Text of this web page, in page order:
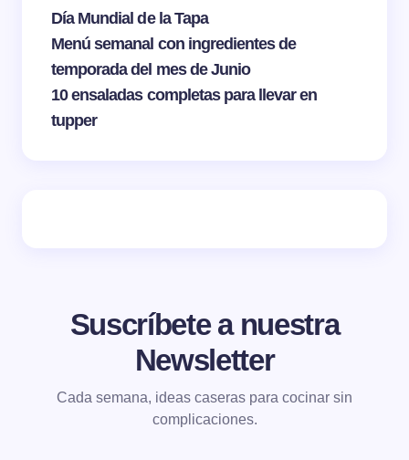
Día Mundial de la Tapa
Menú semanal con ingredientes de
temporada del mes de Junio
10 ensaladas completas para llevar en
tupper
Suscríbete a nuestra
Newsletter
Cada semana, ideas caseras para cocinar sin
complicaciones.